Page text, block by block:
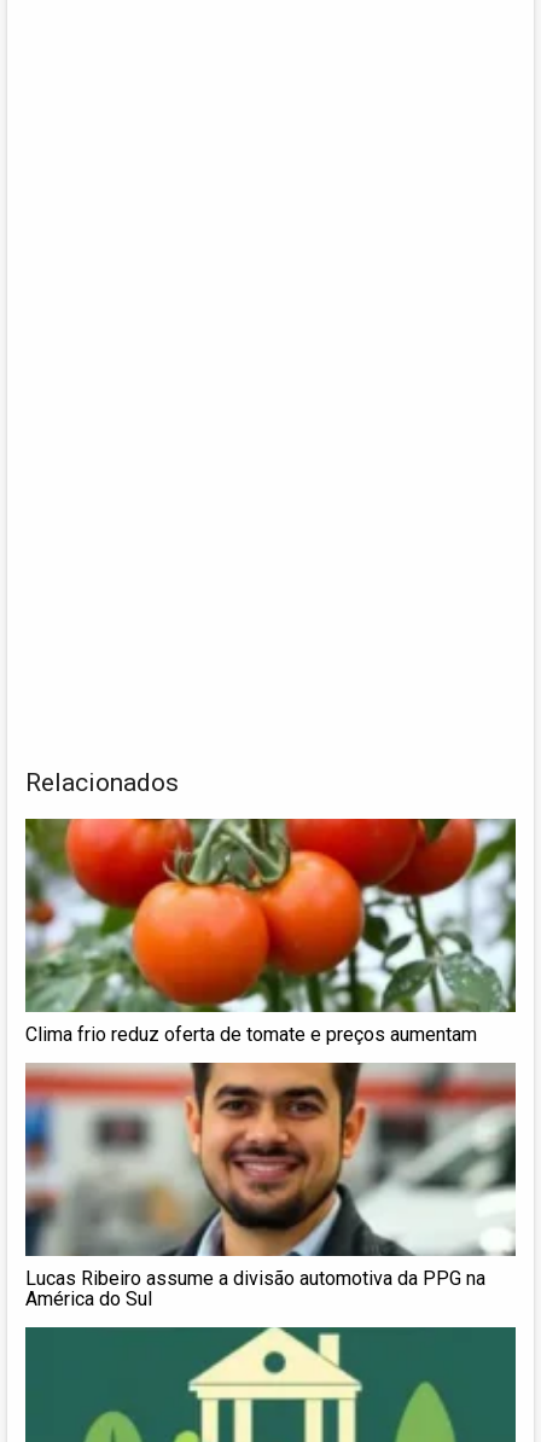
Relacionados
Clima frio reduz oferta de tomate e preços aumentam
Lucas Ribeiro assume a divisão automotiva da PPG na
América do Sul